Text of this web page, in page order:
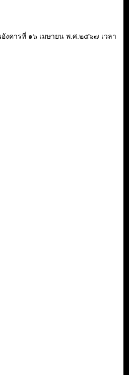
งคารที่ ๑๖ เมษายน พ.ศ.๒๕๖๗ เวลา